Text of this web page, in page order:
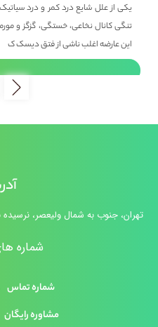
یکی از علل شایع درد کمر و درد
تنگی کانال نخاعی، خستگی، گزگز و
این عارضه اغلب ناشی از فتق دیسک ک
تهران، جنوب به شمال ولیعصر،
شماره
شماره تماس
مشاوره رایگان